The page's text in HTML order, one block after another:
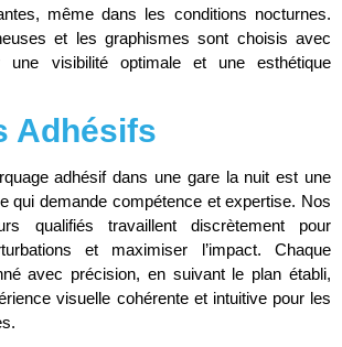
même dans les conditions nocturnes.
et les graphismes sont choisis avec
une visibilité optimale et une esthétique
Adhésifs
adhésif dans une gare la nuit est une
qui demande compétence et expertise. Nos
qualifiés travaillent discrètement pour
et maximiser l’impact. Chaque
avec précision, en suivant le plan établi,
visuelle cohérente et intuitive pour les